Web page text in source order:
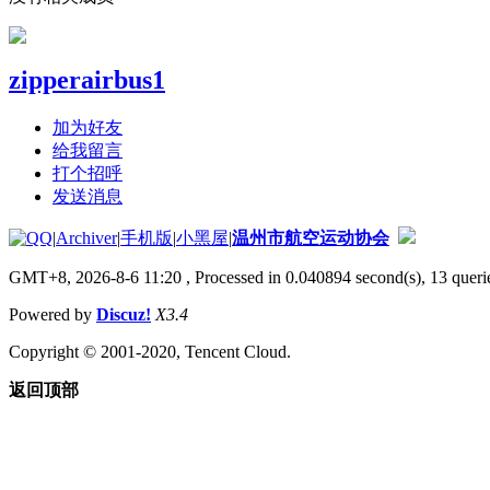
zipperairbus1
加为好友
给我留言
打个招呼
发送消息
|Archiver|手机版|小黑屋|温州市航空运动协会
GMT+8, 2026-8-6 11:20 , Processed in 0.040894 second(s), 13
Powered by Discuz! X3.4
Copyright © 2001-2020, Tencent Cloud.
返回顶部